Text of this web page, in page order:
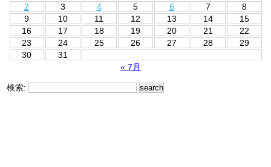
2
3 4 5 6 7
8
9
10 11 12 13 14
15
16
17 18 19 20 21
22
23
24 25 26 27 28
29
30
31
« 7月
検索: